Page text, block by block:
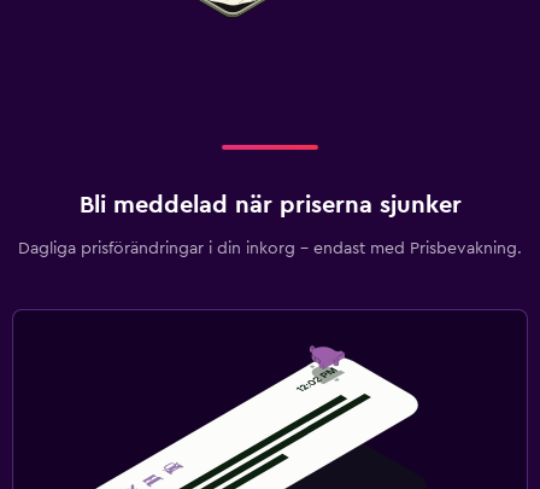
Bli meddelad när priserna sjunker
Dagliga prisförändringar i din inkorg – endast med Prisbevakning.